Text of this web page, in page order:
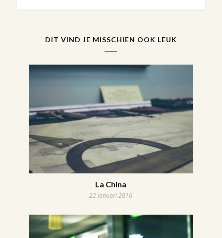
DIT VIND JE MISSCHIEN OOK LEUK
La China
22 januari 2016